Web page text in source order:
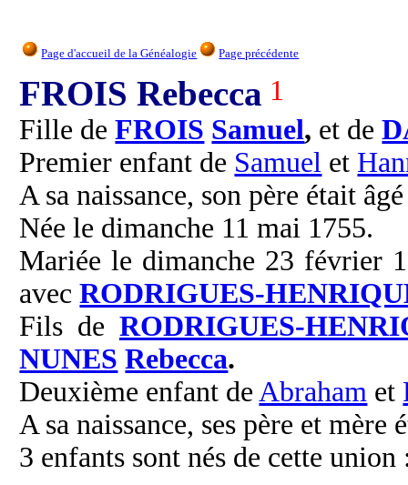
Page d'accueil de la Généalogie Page précédente
FROIS Rebecca 1
Fille deFROIS Samuel, et de
Premier enfant de Samuel et
A sa naissance, son père était
Née le dimanche 11 mai 1755.
Mariée le dimanche 23 février
avecRODRIGUES-
Fils de RODRIGUES-
NUNES Rebecca.
Deuxième enfant deAbraham et
A sa naissance, ses père et mère
3 enfants sont nés de cette union